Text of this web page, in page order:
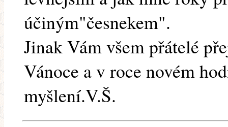
účiným"česnekem".
Jinak Vám všem přátelé
Vánoce a v roce novém
myšlení.V.Š.